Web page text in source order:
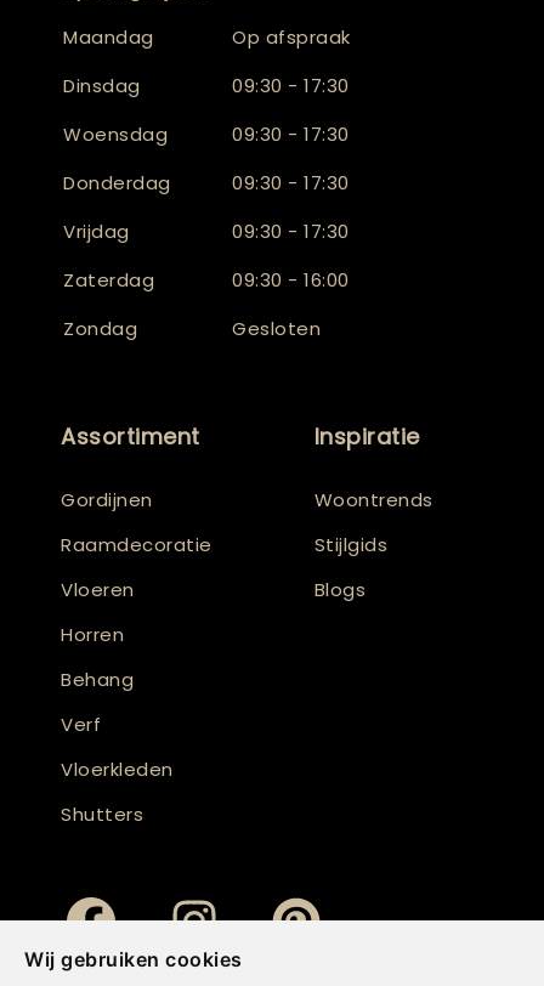
Wij gebruiken cookies
Maandag
Op afspraak
Dinsdag
09:30 - 17:30
Woensdag
09:30 - 17:30
Donderdag
09:30 - 17:30
Vrijdag
09:30 - 17:30
Zaterdag
09:30 - 16:00
Zondag
Gesloten
Assortiment
Gordijnen
Raamdecoratie
Vloeren
Horren
Behang
Verf
Vloerkleden
Shutters
Inspiratie
Woontrends
Stijlgids
Blogs